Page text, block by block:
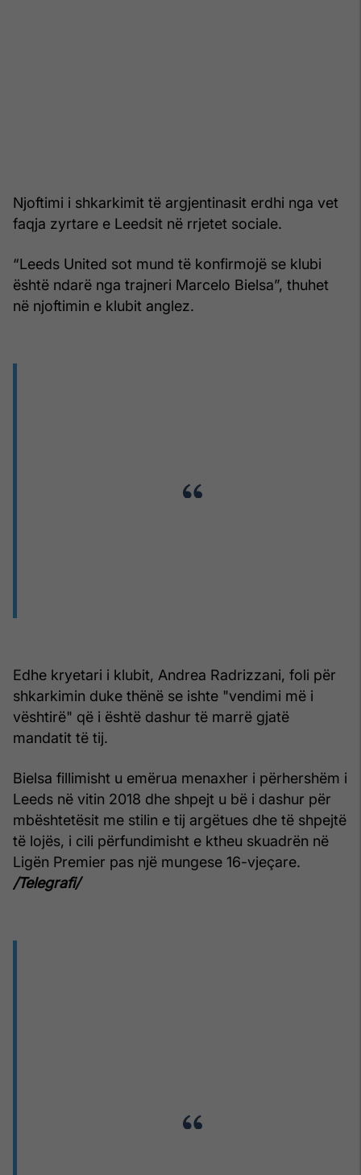
Njoftimi i shkarkimit të argjentinasit erdhi nga vet
faqja zyrtare e Leedsit në rrjetet sociale.
“Leeds United sot mund të konfirmojë se klubi
është ndarë nga trajneri Marcelo Bielsa”, thuhet
në njoftimin e klubit anglez.
Edhe kryetari i klubit, Andrea Radrizzani, foli për
shkarkimin duke thënë se ishte "vendimi më i
vështirë" që i është dashur të marrë gjatë
mandatit të tij.
Bielsa fillimisht u emërua menaxher i përhershëm i
Leeds në vitin 2018 dhe shpejt u bë i dashur për
mbështetësit me stilin e tij argëtues dhe të shpejtë
të lojës, i cili përfundimisht e ktheu skuadrën në
Ligën Premier pas një mungese 16-vjeçare.
/Telegrafi/